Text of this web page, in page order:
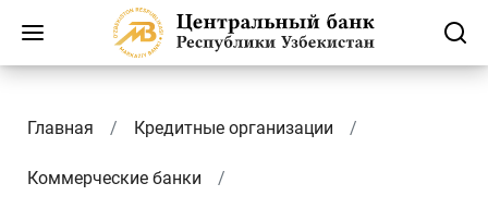
Главная Кредитные организации
Коммерческие банки